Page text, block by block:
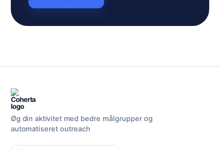
Øg din aktivitet med bedre målgrupper og
automatiseret outreach